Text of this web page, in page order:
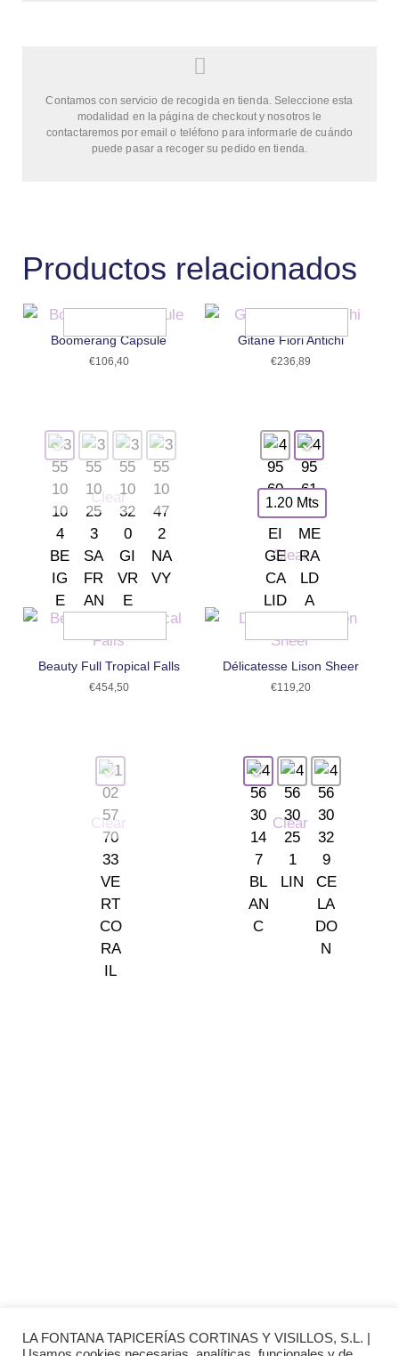
Contamos con servicio de recogida en tienda. Seleccione esta
modalidad en la página de checkout y nosotros le
contactaremos por email o teléfono para informarle de cuándo
puede pasar a recoger su pedido en tienda.
Productos relacionados
Boomerang Capsule
€106,40
Clear
Gitane Fiori Antichi
€236,89
1.20 Mts
Clear
Beauty Full Tropical Falls
€454,50
Clear
Délicatesse Lison Sheer
€119,20
Clear
LA FONTANA TAPICERÍAS CORTINAS Y VISILLOS, S.L. |